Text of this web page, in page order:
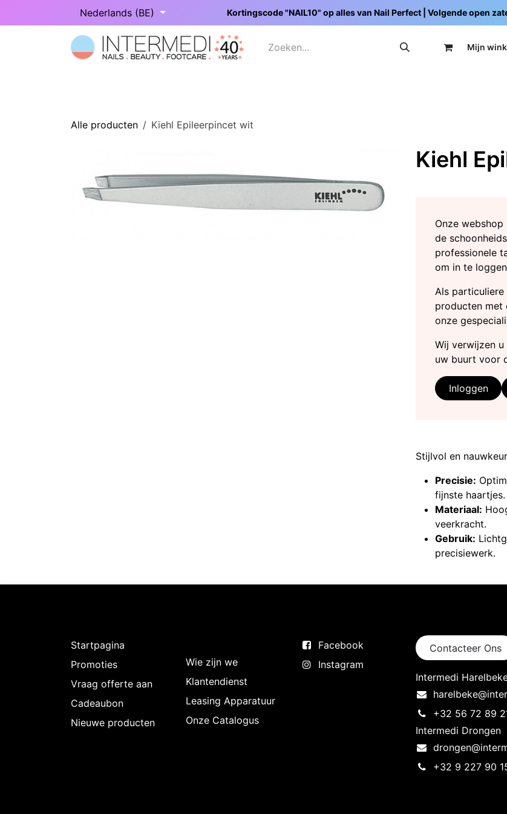
Overslaan naar inhoudNederlands (BE) Kortingscode "NAIL10" op alles van Nail Perfect | Volgende open
Mijn wi
Alle producten Kiehl Epileerpincet wit
Kiehl
Stijlvol en
Precisie:
fijnste haartjes.
Materiaal:
veerkracht.
Gebruik:
precisiewerk.
Onze
de
professionele
om in te
Als
producten met
onze
Wij verwijzen
uw buurt voor
Inloggen
Startpagina
Promoties
Vraag offerte aan
Cadeaubon
Nieuwe producten
Wie zijn we
Klantendienst
Leasing Apparatuur
Onze Catalogus
Facebook
Instagram
Contacteer Ons
Intermedi
+32 56 72 89
Intermedi Drongen
+32 9 227 90